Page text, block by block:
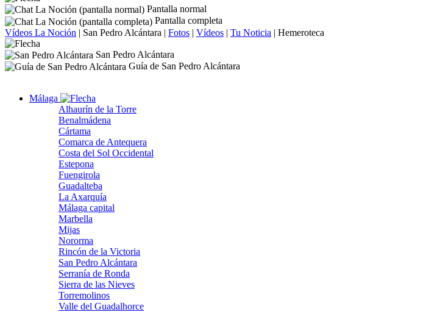
Pantalla normal
Pantalla completa
Vídeos La Noción | San Pedro Alcántara | Fotos | Vídeos | Tu Noticia | Hemeroteca
San Pedro Alcántara
Guía de San Pedro Alcántara
Málaga
Alhaurín de la Torre
Benalmádena
Cártama
Comarca de Antequera
Costa del Sol Occidental
Estepona
Fuengirola
Guadalteba
La Axarquía
Málaga capital
Marbella
Mijas
Nororma
Rincón de la Victoria
San Pedro Alcántara
Serranía de Ronda
Sierra de las Nieves
Torremolinos
Valle del Guadalhorce